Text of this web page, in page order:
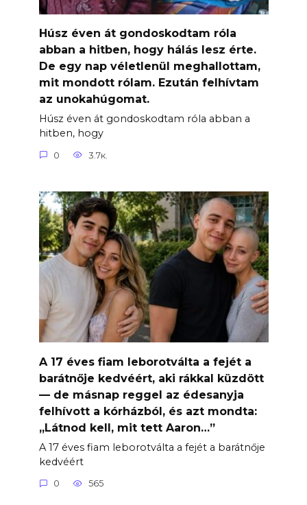
Húsz éven át gondoskodtam róla
abban a hitben, hogy hálás lesz érte.
De egy nap véletlenül meghallottam,
mit mondott rólam. Ezután felhívtam
az unokahúgomat.
Húsz éven át gondoskodtam róla abban a
hitben, hogy
0 3.7к.
A 17 éves fiam leborotválta a fejét a
barátnője kedvéért, aki rákkal küzdött
— de másnap reggel az édesanyja
felhívott a kórházból, és azt mondta:
„Látnod kell, mit tett Aaron…”
A 17 éves fiam leborotválta a fejét a barátnője
kedvéért
0 565